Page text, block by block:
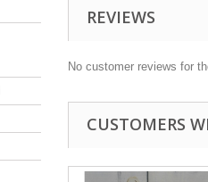
REVIEWS
No customer reviews for
CUSTOMERS